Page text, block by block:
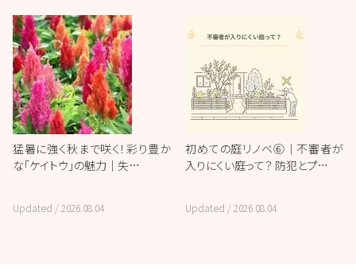
猛暑に強く秋まで咲く！彩り豊か
な「ケイトウ」の魅力｜失…
Updated /2026.08.04
初めての庭リノベ⑥｜不審者が
入りにくい庭って？ 防犯とプ…
Updated /2026.08.04